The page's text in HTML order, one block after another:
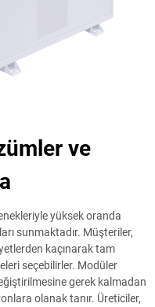
ve
yüksek oranda
sunmaktadır. Müşteriler,
kaçınarak tam
seçebilirler. Modüler
gerek kalmadan
olanak tanır. Üreticiler,